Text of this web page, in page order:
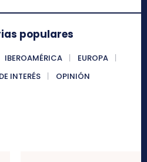
populares
IBEROAMÉRICA
EUROPA
DE INTERÉS OPINIÓN